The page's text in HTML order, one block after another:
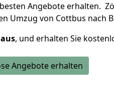
Angebote erhalten.
Umzug von Cottbus nach
, und erhalten Sie
Angebote erhalten